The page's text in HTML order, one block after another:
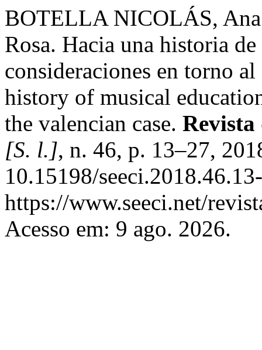
BOTELLA NICOLÁS,
Rosa. Hacia una historia
consideraciones en torno
history of musical
the valencian case.
[S. l.], n. 46, p. 13–27,
10.15198/
https://www.seeci.net/
Acesso em: 9 ago. 2026.